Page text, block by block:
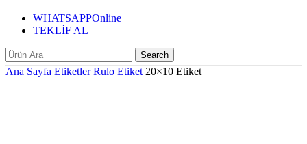
WHATSAPPOnline
TEKLİF AL
Search
Ana Sayfa EtiketlerRulo Etiket 20×10 Etiket